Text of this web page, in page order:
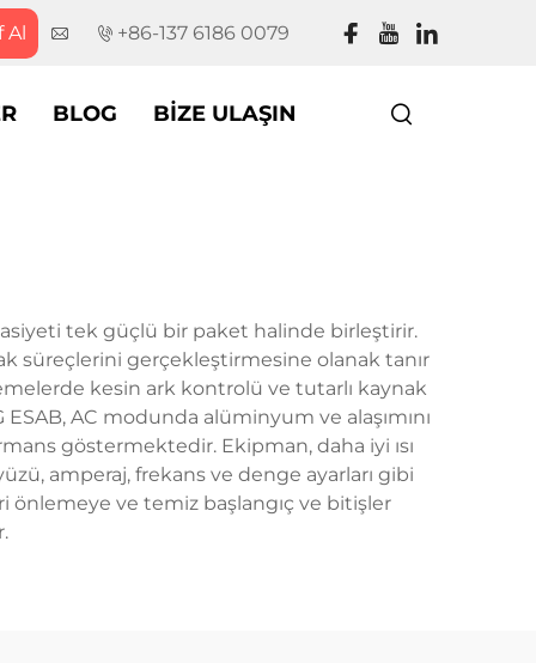
Al +86-137 6186 0079
BLOG BIZE ULAŞIN
tek güçlü bir paket halinde birleştirir.
süreçlerini gerçekleştirmesine olanak tanır
kesin ark kontrolü ve tutarlı kaynak
AC modunda alüminyum ve alaşımını
göstermektedir. Ekipman, daha iyi ısı
amperaj, frekans ve denge ayarları gibi
önlemeye ve temiz başlangıç ve bitişler